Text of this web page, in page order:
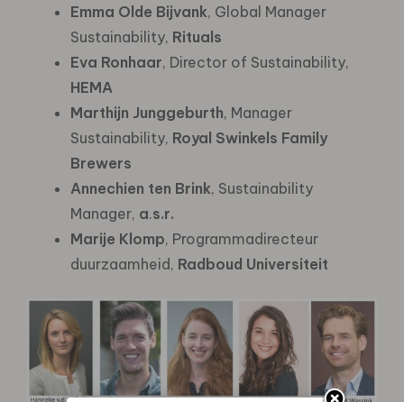
Emma Olde Bijvank, Global Manager
Sustainability, Rituals
Eva Ronhaar, Director of Sustainability,
HEMA
Marthijn Junggeburth, Manager
Sustainability, Royal Swinkels Family
Brewers
Annechien ten Brink, Sustainability
Manager, a.s.r.
Marije Klomp, Programmadirecteur
duurzaamheid, Radboud Universiteit